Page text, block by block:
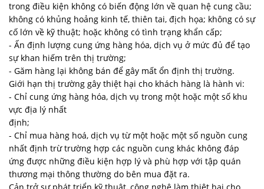
trong điều kiện không có biến động lớn về quan hệ cung cầu;
không có khủng hoảng kinh tế, thiên tai, địch họa; không có sự
cố lớn về kỹ thuật; hoặc không có tình trạng khẩn cấp;
- Ấn định lượng cung ứng hàng hóa, dịch vụ ở mức đủ để tạo
sự khan hiếm trên thị trường;
- Găm hàng lại không bán để gây mất ổn định thị trường.
Giới hạn thị trường gây thiệt hại cho khách hàng là hành vi:
- Chỉ cung ứng hàng hóa, dịch vụ trong một hoặc một số khu
vực địa lý nhất
định;
- Chỉ mua hàng hoá, dịch vụ từ một hoặc một số nguồn cung
nhất định trừ trường hợp các nguồn cung khác không đáp
ứng được những điều kiện hợp lý và phù hợp với tập quán
thương mại thông thường do bên mua đặt ra.